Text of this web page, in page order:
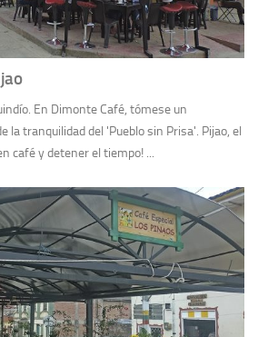
En Dimonte Café, tómese un
la tranquilidad del 'Pueblo sin Prisa'. Pijao, el
café y detener el tiempo! ...